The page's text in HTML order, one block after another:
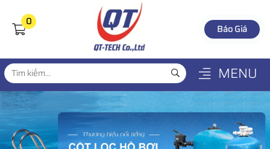
0
Báo Giá
MENU